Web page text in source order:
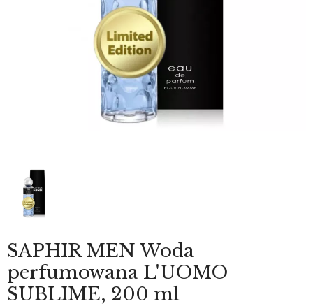
SAPHIR MEN Woda
perfumowana L'UOMO
SUBLIME, 200 ml